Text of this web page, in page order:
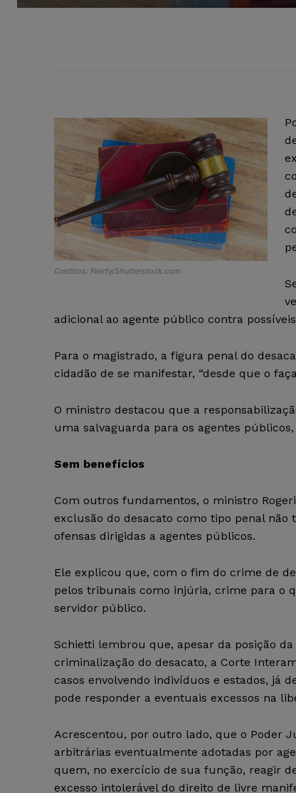
Créditos: Neirfy/Shutterstock.com
adicional ao agente público contra
Para o magistrado, a figura penal do
cidadão de se manifestar, “desde que o
O ministro destacou que a
uma salvaguarda para os agentes
Sem benefícios
Com outros fundamentos, o ministro
exclusão do desacato como tipo penal
ofensas dirigidas a agentes públicos.
Ele explicou que, com o fim do crime de
pelos tribunais como injúria, crime para o
servidor público.
Schietti lembrou que, apesar da posição
criminalização do desacato, a Corte
casos envolvendo indivíduos e estados, já
pode responder a eventuais excessos na
Acrescentou, por outro lado, que o Poder
arbitrárias eventualmente adotadas por
quem, no exercício de sua função, reagir
excesso intolerável do direito de livre